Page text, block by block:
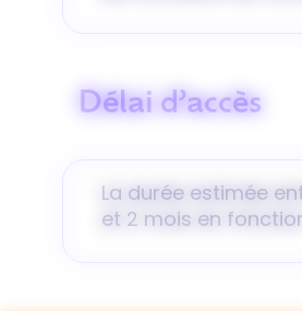
Délai d’accès
La durée estimée
et 2 mois en